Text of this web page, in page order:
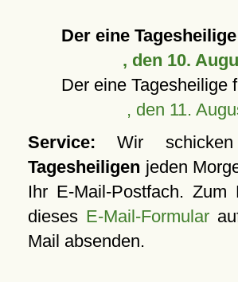
Der eine
, den 10.
Der eine Tagesheilige
, den 11.
Service: Wir
Tagesheiligen jeden
Ihr E-Mail-Postfach. Zum
dieses E-Mail-Formular
Mail absenden.